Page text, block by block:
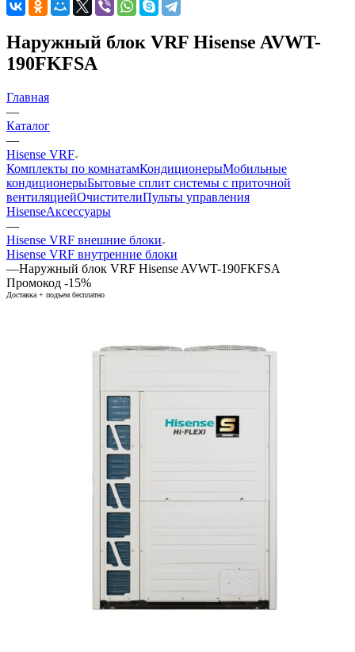
Наружный блок VRF Hisense AVWT-
190FKFSA
Главная
—
Каталог
—
Hisense VRF
Комплекты по комнатамКондиционерыМобильные
кондиционерыБытовые сплит системы с приточной
вентиляциейОчистителиПульты управления
HisenseАксессуары
—
Hisense VRF внешние блоки
Hisense VRF внутренние блоки
—Наружный блок VRF Hisense AVWT-190FKFSA
Промокод -15%
Доставка + подъем бесплатно